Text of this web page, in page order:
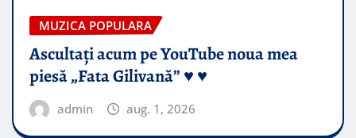
MUZICA POPULARA
Ascultați acum pe YouTube noua mea
piesă „Fata Gilivană” ♥️ ♥️
admin aug. 1, 2026